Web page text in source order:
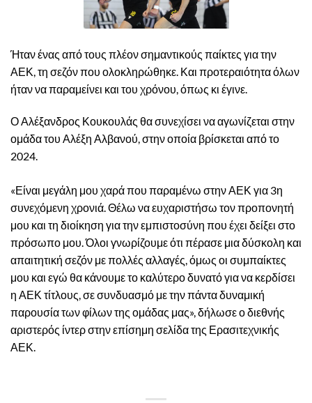
Ήταν ένας από τους πλέον σημαντικούς παίκτες για την
ΑΕΚ, τη σεζόν που ολοκληρώθηκε. Και προτεραιότητα όλων
ήταν να παραμείνει και του χρόνου, όπως κι έγινε.
Ο Αλέξανδρος Κουκουλάς θα συνεχίσει να αγωνίζεται στην
ομάδα του Αλέξη Αλβανού, στην οποία βρίσκεται από το
2024.
«Είναι μεγάλη μου χαρά που παραμένω στην ΑΕΚ για 3η
συνεχόμενη χρονιά. Θέλω να ευχαριστήσω τον προπονητή
μου και τη διοίκηση για την εμπιστοσύνη που έχει δείξει στο
πρόσωπο μου. Όλοι γνωρίζουμε ότι πέρασε μια δύσκολη και
απαιτητική σεζόν με πολλές αλλαγές, όμως οι συμπαίκτες
μου και εγώ θα κάνουμε το καλύτερο δυνατό για να κερδίσει
η ΑΕΚ τίτλους, σε συνδυασμό με την πάντα δυναμική
παρουσία των φίλων της ομάδας μας», δήλωσε ο διεθνής
αριστερός ίντερ στην επίσημη σελίδα της Ερασιτεχνικής
ΑΕΚ.